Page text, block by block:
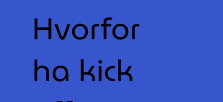
Hvorfor
ha kick